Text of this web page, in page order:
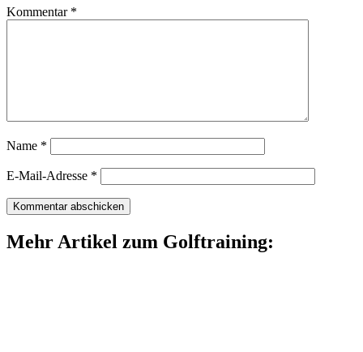
Kommentar *
Name *
E-Mail-Adresse *
Mehr Artikel zum Golftraining: